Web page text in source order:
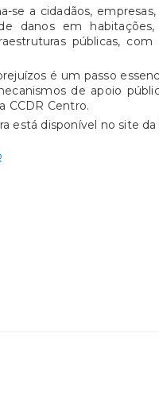
se a cidadãos,
danos em habitações,
públicas,
é um passo
de apoio
CCDR Centro.
está disponível no site